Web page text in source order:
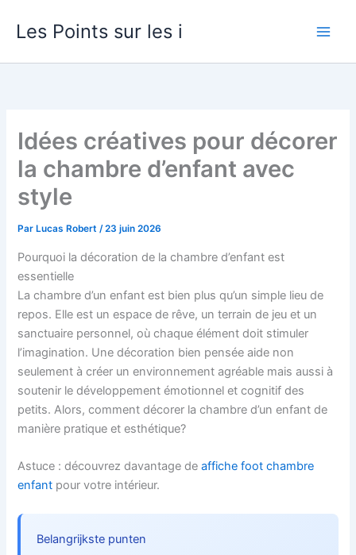
Les Points sur les i
Idées créatives pour décorer
la chambre d’enfant avec
style
Par Lucas Robert/23 juin 2026
Pourquoi la décoration de la chambre d’enfant est
essentielle
La chambre d’un enfant est bien plus qu’un simple lieu de
repos. Elle est un espace de rêve, un terrain de jeu et un
sanctuaire personnel, où chaque élément doit stimuler
l’imagination. Une décoration bien pensée aide non
seulement à créer un environnement agréable mais aussi à
soutenir le développement émotionnel et cognitif des
petits. Alors, comment décorer la chambre d’un enfant de
manière pratique et esthétique?
Astuce : découvrez davantage deaffiche foot chambre
enfant pour votre intérieur.
Belangrijkste punten